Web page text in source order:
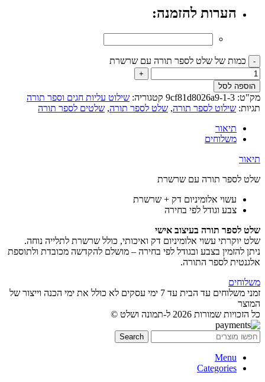
הערות להזמנה:
כמות של שלט לספר תורה עם שרשרת
הוספה לסל
מק"ט: 9cf81d8026a9-1-3 קטגוריה: שילוט עליות חגים וספר תורה
תגיות: שילוט לספר תורה, שלט לספר תורה, שלטים לספר תורה
תיאור
משלוחים
תיאור
שלט לספר תורה עם שרשרת
עשוי אלומיניום דק + שרשרת
צבע וגודל לפי בחירה
שלט לספר תורה בעיצוב אישי
שלט יוקרתי עשוי אלומיניום דק ואיכותי, כולל שרשרת לתלייה נוחה.
ניתן להזמין בצבע ובגודל לפי בחירה – מושלם להקדשה מכובדת ולתוספת
אלגנטית לספר התורה.
משלוחים
זמני משלוחים עד הבית עד 7 ימי עסקים לא כולל את ימי הכנה וייצור של
המוצר
כל הזכויות שמורות 2026 ל-תמונה ושלט ©
Search
Menu
Categories